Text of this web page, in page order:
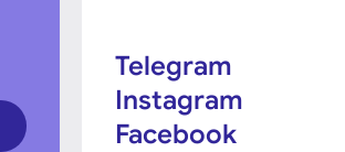
Telegram
Instagram
Facebook